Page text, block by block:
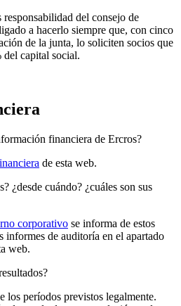
del consejo de
a hacerlo siempre que, con cinco
de la junta, lo soliciten socios que
del capital social.
financiera de Ercros?
de esta web.
¿desde cuándo? ¿cuáles son sus
corporativo se informa de estos
informes de auditoría en el apartado
web.
los períodos previstos legalmente.